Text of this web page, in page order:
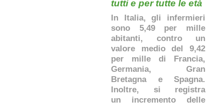
tutti e per tutte le età
In Italia, gli infermieri
sono 5,49 per mille
abitanti, contro un
valore medio del 9,42
per mille di Francia,
Germania, Gran
Bretagna e Spagna.
Inoltre, si registra
un incremento delle